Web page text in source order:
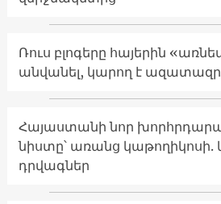
Ռուս բլոգերը հայերին
անվանել, կարող է
Հայաստանի նոր
նիստը՝ առանց կաթողիկոսի.
դրվագներ